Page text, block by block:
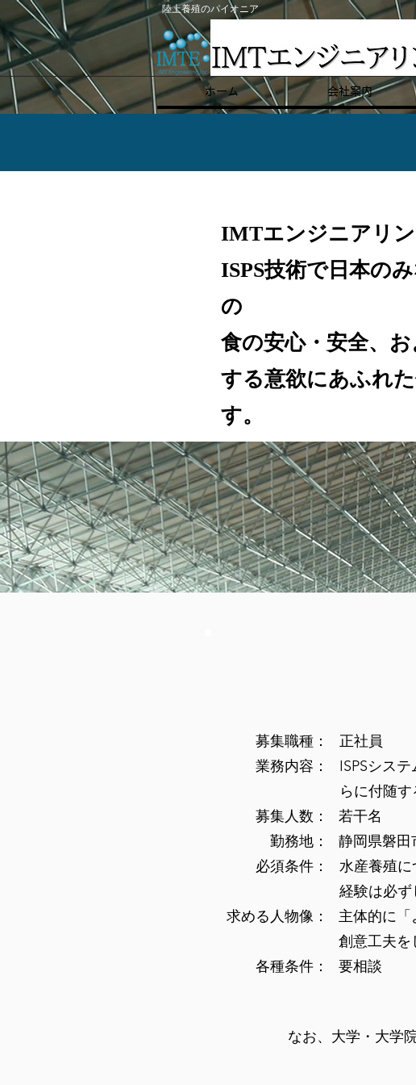
​陸上養殖のパイオニア
ホーム 会社案内
IMTエンジニアリ
ISPS技術で日本の
の
食の安心・安全、
する意欲にあふれ
す。
募集職種：
業務内容：
​募集人数：
勤務地：
必須条件：
求める人物像：
​各種条件：
​正社員
ISPSシス
らに付随
若干名
静岡県磐田
水産養殖に
経験は必ず
主体的に「
創意工夫を
​要相談
なお、大学・大学